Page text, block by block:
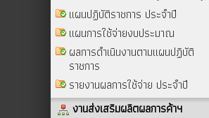
แผนปฏิบัติราชการ ประจำปี
แผนการใช้จ่ายงบประมาณ
ผลการดำเนินงานตามแผนปฏิบัติ
ราชการ
รายงานผลการใช้จ่าย ประจำปี
งานส่งเสริมผลิตผลการค้าฯ